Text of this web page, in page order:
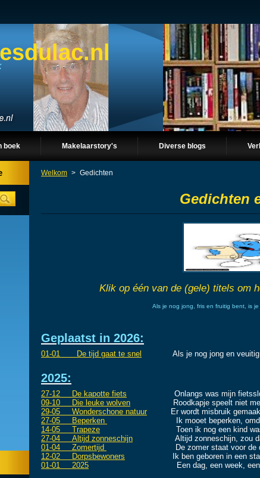
boek Makelaarstory's Diverse blogs
Welkom > Gedichten
Gedichten
Klik op één van de (gele) titels om
Als je nog jong, fris en fruitig bent, is
Geplaatst in 2026:
01-01 De tijd gaat te snel Als je nog jong en veuitig
2025:
27-12 De kapotte fiets Onlangs was mijn fietsslot
09-10 Die leuke wolven Roodkapje speelt niet meer in
29-05 Wonderschone natuurEr wordt misbruik gemaakt
27-05 Beperken
Ik mooet beperken, omdat
14-05 Trapeze Toen ik nog een kind was, deed ik
27-04 Altijd zonneschijn Altijd zonneschijn, zou dat
01-04 Zomertijd
De zomer staat voor de deur, De
12-02 Dorpsbewoners Ik ben geboren in een stad, er
01-01 2025 Een dag, een week, een maand en